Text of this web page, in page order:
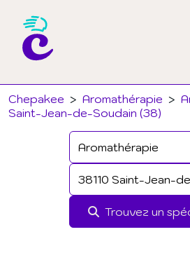
Chepakee > Aromathérapie >
Saint-Jean-de-Soudain (38)
Trouvez un
Email
Mot de passe
J'ai oublié mon
Connexion